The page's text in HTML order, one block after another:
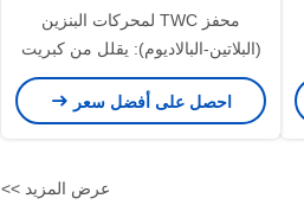
محفز TWC لمحركات البنزين
(البلاتين-البالاديوم): يقلل من كبريت
البنزين
احصل على أفضل سعر
عرض المزيد >>